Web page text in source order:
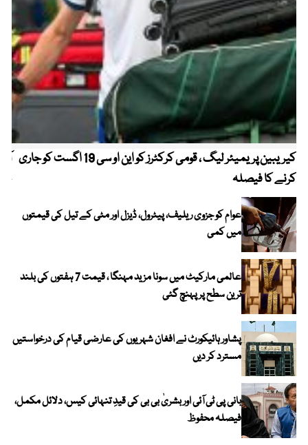
کیریبین پریمیئر لیگ ، قومی کرکٹرز کو این او سی 19 اگست کو جاری
کرنے کا فیصلہ
عوام کو جزوی ریلیف، پیٹرول، ڈیزل اور مٹی کے تیل کی قیمتوں
میں کمی
عالمی مارکیٹ میں سونا مزید مہنگا ، قیمت 7 ہفتوں کی بلند
ترین سطح پر پہنچ گئی
پشاور ہائیکورٹ نے افغان شہریوں کی عارضی قیام کی درخواستیں
مسترد کر دیں
بانی پی ٹی آئی اور بشریٰ بی بی کی قیدِ تنہائی کیس، دلائل مکمل،
فیصلہ محفوظ